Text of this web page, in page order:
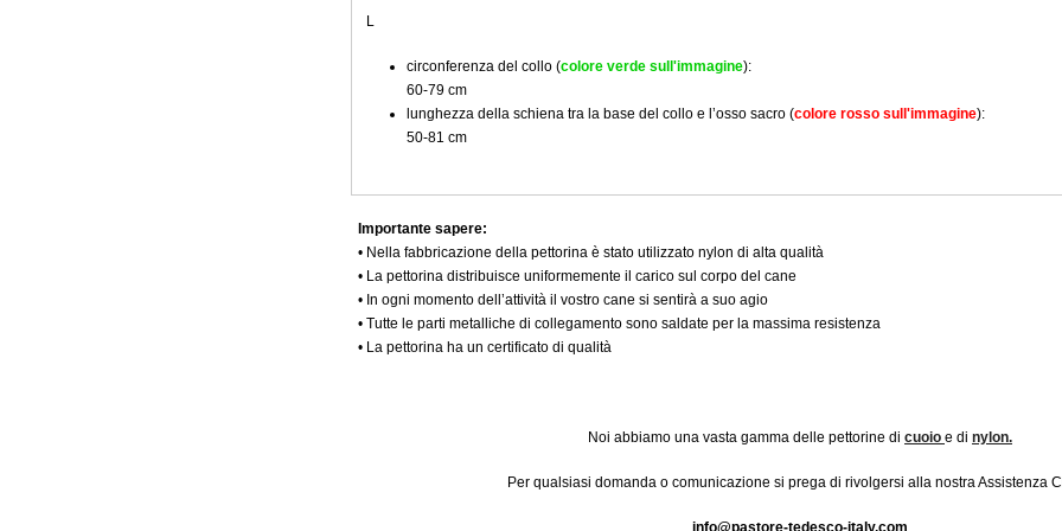
L
circonferenza del collo (colore verde sull'immagine):
60-79 cm
lunghezza della schiena tra la base del collo e l’osso sacro (colore rosso sull'immagine):
50-81 cm
Importante sapere:
• Nella fabbricazione della pettorina è stato utilizzato nylon di alta qualità
• La pettorina distribuisce uniformemente il carico sul corpo del cane
• In ogni momento dell’attività il vostro cane si sentirà a suo agio
• Tutte le parti metalliche di collegamento sono saldate per la massima resistenza
• La pettorina ha un certificato di qualità
Noi abbiamo una vasta gamma delle pettorine di cuoio e di nylon.
Per qualsiasi domanda o comunicazione si prega di rivolgersi alla nostra Assistenza
info@pastore-tedesco-italy.com